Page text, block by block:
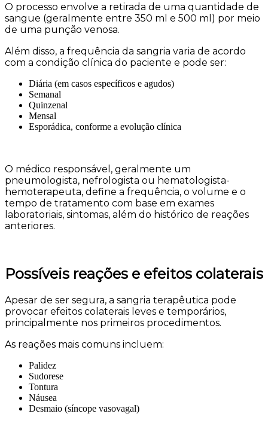
O processo envolve a retirada de uma quantidade de
sangue (geralmente entre 350 ml e 500 ml) por meio
de uma punção venosa.
Além disso, a frequência da sangria varia de acordo
com a condição clínica do paciente e pode ser:
Diária (em casos específicos e agudos)
Semanal
Quinzenal
Mensal
Esporádica, conforme a evolução clínica
O médico responsável, geralmente um
pneumologista, nefrologista ou hematologista-
hemoterapeuta, define a frequência, o volume e o
tempo de tratamento com base em exames
laboratoriais, sintomas, além do histórico de reações
anteriores.
Possíveis reações e efeitos colaterais
Apesar de ser segura, a sangria terapêutica pode
provocar efeitos colaterais leves e temporários,
principalmente nos primeiros procedimentos.
As reações mais comuns incluem:
Palidez
Sudorese
Tontura
Náusea
Desmaio (síncope vasovagal)